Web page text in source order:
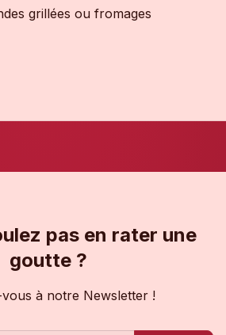
grillées ou fromages
pas en rater une
goutte ?
à notre Newsletter !